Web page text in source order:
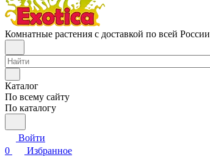
Комнатные растения с доставкой по всей России
Каталог
По всему сайту
По каталогу
Войти
0
Избранное